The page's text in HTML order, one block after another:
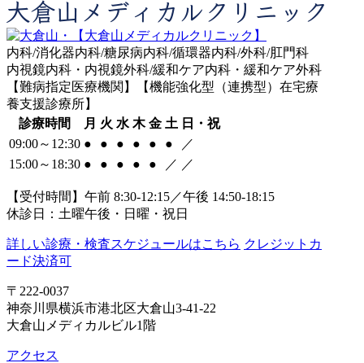
内科/消化器内科/糖尿病内科/循環器内科/外科/肛門科
内視鏡内科・内視鏡外科/緩和ケア内科・緩和ケア外科
【難病指定医療機関】【機能強化型（連携型）在宅療
養支援診療所】
診療時間
月 火 水 木 金 土 日・祝
09:00～12:30 ● ● ● ● ● ●
／
15:00～18:30 ● ● ● ● ● ／ ／
【受付時間】午前 8:30-12:15／午後 14:50-18:15
休診日：土曜午後・日曜・祝日
詳しい診療・検査スケジュールはこちら クレジットカ
ード決済可
〒222-0037
神奈川県横浜市港北区大倉山3-41-22
大倉山メディカルビル1階
アクセス